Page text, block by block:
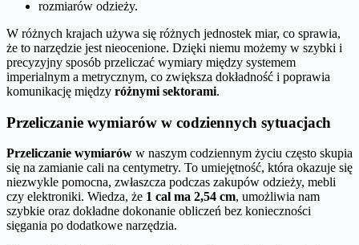
rozmiarów odzieży.
W różnych krajach używa się różnych jednostek miar, co sprawia,
że to narzędzie jest nieocenione. Dzięki niemu możemy w szybki i
precyzyjny sposób przeliczać wymiary między systemem
imperialnym a metrycznym, co zwiększa dokładność i poprawia
komunikację między różnymi sektorami.
Przeliczanie wymiarów w codziennych sytuacjach
Przeliczanie wymiarów w naszym codziennym życiu często skupia
się na zamianie cali na centymetry. To umiejętność, która okazuje się
niezwykle pomocna, zwłaszcza podczas zakupów odzieży, mebli
czy elektroniki. Wiedza, że 1 cal ma 2,54 cm, umożliwia nam
szybkie oraz dokładne dokonanie obliczeń bez konieczności
sięgania po dodatkowe narzędzia.